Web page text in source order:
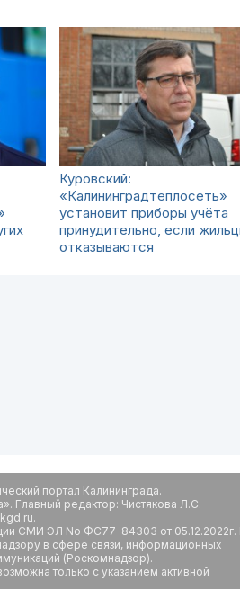
Куровский:
«Калининградтеплосеть»
установит приборы учёта
принудительно, если
отказываются
портал Калининграда.
Главный редактор: Чистякова Л.С.
СМИ ЭЛ No ФС77-84303 от
в сфере связи, информационных
(Роскомнадзор).
только с указанием активной